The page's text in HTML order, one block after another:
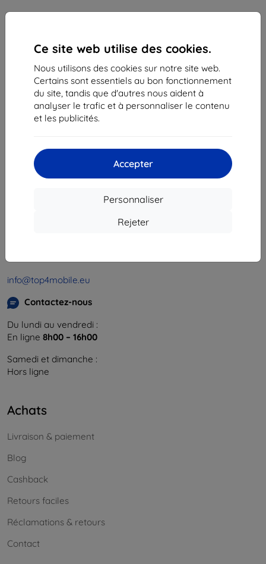
Ce site web utilise des cookies.
Nous utilisons des cookies sur notre site web.
Certains sont essentiels au bon fonctionnement
du site, tandis que d'autres nous aident à
analyser le trafic et à personnaliser le contenu
et les publicités.
Accepter
Personnaliser
Rejeter
Shield-Sk s.r.o.
Ulica Rudolfa Mocka 3750/2A
841 04 Bratislava
Numéro d’identification d’entreprise :
info@top4mobile.eu
Contactez-nous
Du lundi au vendredi :
En ligne 8h00 – 16h00
Samedi et dimanche :
Hors ligne
Achats
Livraison & paiement
Blog
Cashback
Retours faciles
Réclamations & retours
Contact